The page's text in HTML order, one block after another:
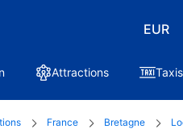
EUR
Attractions
France Bretagne